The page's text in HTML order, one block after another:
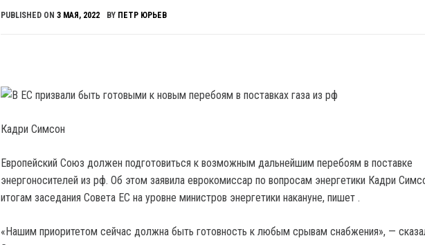
PUBLISHED ON 3 МАЯ, 2022 BY ПЕТР ЮРЬЕВ
Кадри Симсон
Европейский Союз должен подготовиться к возможным дальнейшим перебоям в поставке
энергоносителей из рф. Об этом заявила еврокомиссар по вопросам энергетики Кадри
итогам заседания Совета ЕС на уровне министров энергетики накануне, пишет .
«Нашим приоритетом сейчас должна быть готовность к любым срывам снабжения», —